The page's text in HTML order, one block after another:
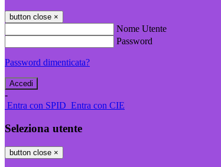
button close ×
Nome Utente
Password
Password dimenticata?
-
Entra con SPID Entra con CIE
Seleziona utente
button close ×